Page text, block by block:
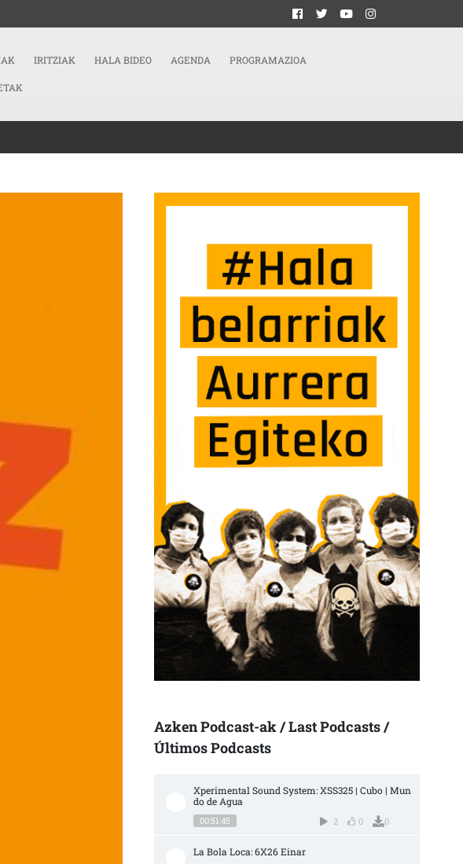
IRITZIAK HALA BIDEO AGENDA PROGRAMAZIOA
Azken Podcast-ak / Last Podcasts /
Últimos Podcasts
Xperimental Sound System: XSS325 | Cubo | Mun
do de Agua
00:51:45 2 0 0
La Bola Loca: 6X26 Einar